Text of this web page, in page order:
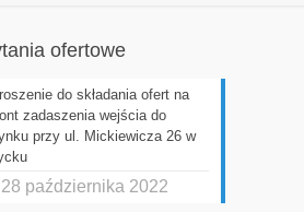
ofertowe
do składania ofert na
zadaszenia wejścia do
przy ul. Mickiewicza 26 w
28 października 2022